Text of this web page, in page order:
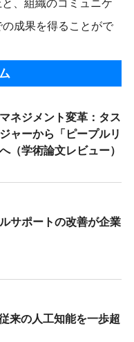
、組織のコミュニケ
成果を得ることがで
ネジメント変革：タス
ャーから「ピープルリ
（学術論文レビュー）
サポートの改善が企業
来の人工知能を一歩超